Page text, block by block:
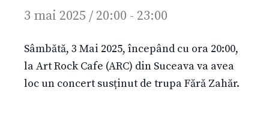
3 mai 2025 / 20:00 - 23:00
Sâmbătă, 3 Mai 2025, începând cu ora 20:00,
la Art Rock Cafe (ARC) din Suceava va avea
loc un concert susținut de trupa Fără Zahăr.